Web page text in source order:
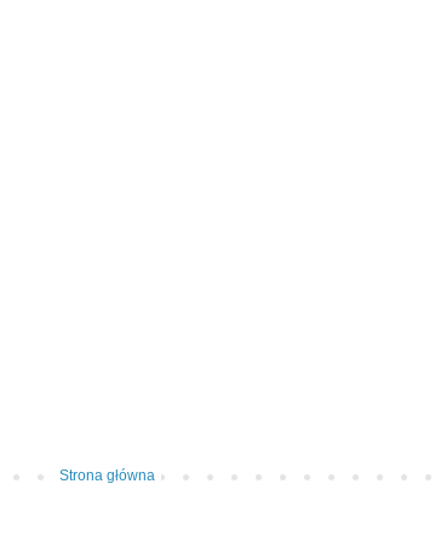
Strona główna